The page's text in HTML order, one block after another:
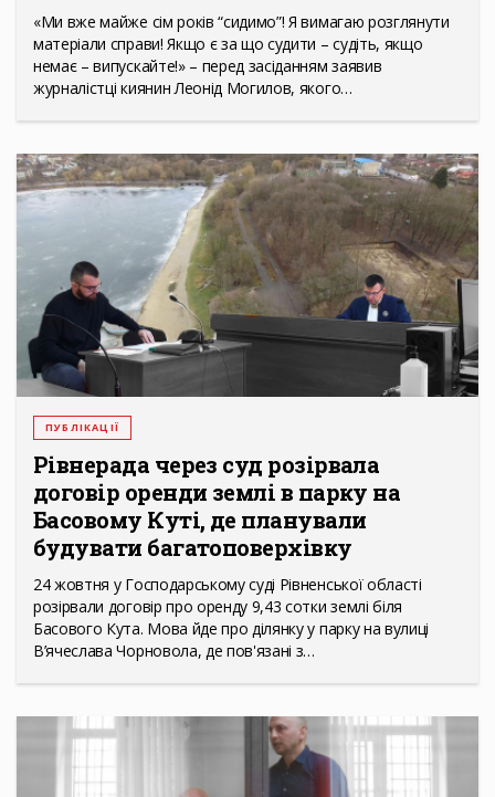
«Ми вже майже сім років “сидимо”! Я вимагаю розглянути
матеріали справи! Якщо є за що судити – судіть, якщо
немає – випускайте!» – перед засіданням заявив
журналістці киянин Леонід Могилов, якого…
ПУБЛІКАЦІЇ
Рівнерада через суд розірвала
договір оренди землі в парку на
Басовому Куті, де планували
будувати багатоповерхівку
24 жовтня у Господарському суді Рівненської області
розірвали договір про оренду 9,43 сотки землі біля
Басового Кута. Мова йде про ділянку у парку на вулиці
В’ячеслава Чорновола, де пов'язані з…